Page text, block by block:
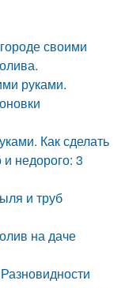
своими
руками.
Как сделать
недорого: 3
и труб
на даче